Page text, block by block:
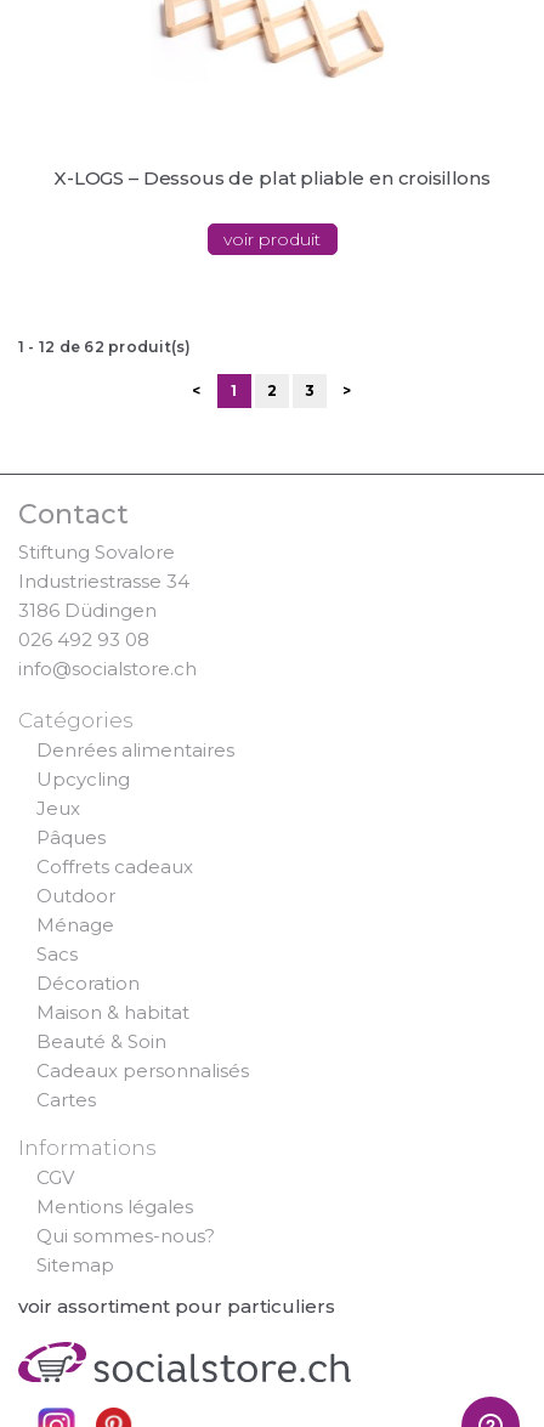
X-LOGS – Dessous de plat pliable en croisillons
voir produit
1 - 12 de 62 produit(s)
< 1 2 3 >
Contact
Stiftung Sovalore
Industriestrasse 34
3186 Düdingen
026 492 93 08
info@socialstore.ch
Catégories
Denrées alimentaires
Upcycling
Jeux
Pâques
Coffrets cadeaux
Outdoor
Ménage
Sacs
Décoration
Maison & habitat
Beauté & Soin
Cadeaux personnalisés
Cartes
Informations
CGV
Mentions légales
Qui sommes-nous?
Sitemap
voir assortiment pour particuliers